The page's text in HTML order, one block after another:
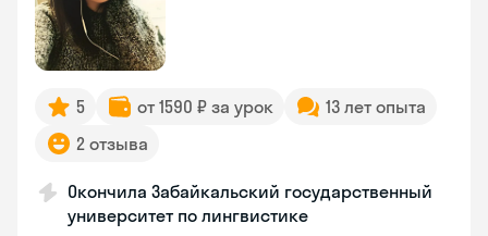
5 от 1590 ₽ за урок
13 лет опыта
2 отзыва
Окончила Забайкальский государственный
университет по лингвистике